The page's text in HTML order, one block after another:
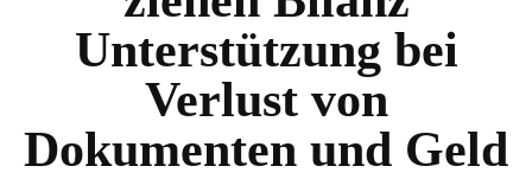
Unterstützung bei
Verlust von
Dokumenten und Geld